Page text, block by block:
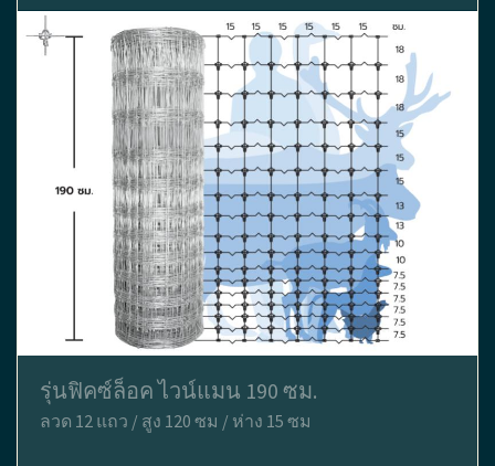
รุ่นฟิคซ์ล็อค ไวน์แมน 190 ซม.
ลวด 12 แถว / สูง 120 ซม / ห่าง 15 ซม